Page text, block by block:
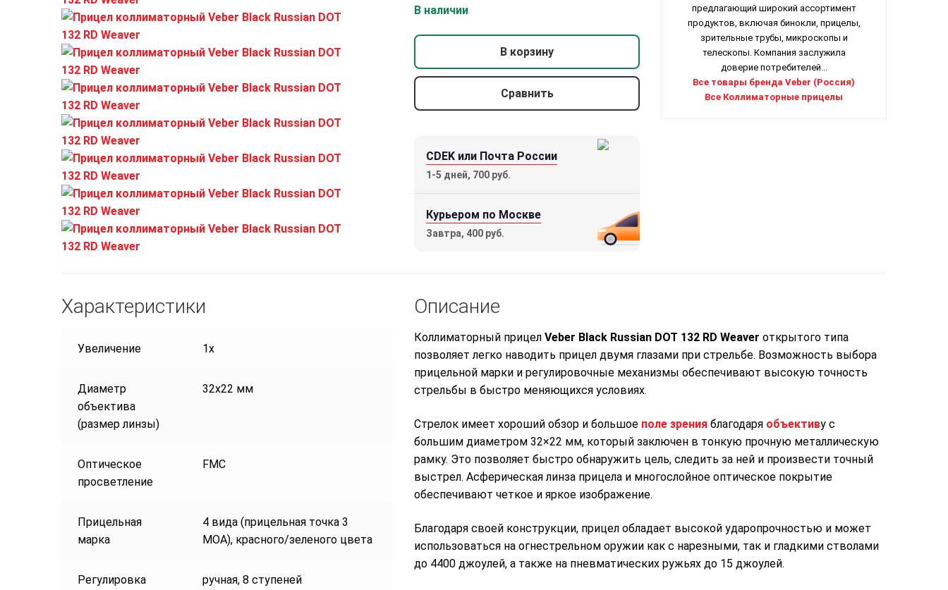
В наличии
В корзину
Сравнить
CDEK или Почта России
1-5 дней, 700 руб.
Курьером по Москве
Завтра, 400 руб.
предлагающий широкий ассортимент
продуктов, включая бинокли, прицелы,
зрительные трубы, микроскопы и
телескопы. Компания заслужила
доверие потребителей...
Все товары бренда Veber (Россия)
Все Коллиматорные прицелы
Прицел коллиматорный Veber Black
Характеристики
Увеличение 1х
Диаметр
объектива
(размер линзы)
32х22 мм
Оптическое
просветление
FMC
Прицельная
марка
4 вида (прицельная точка 3
МОА), красного/зеленого цвета
Регулировка
ручная, 8 ступеней
Описание
Коллиматорный прицел Veber Black Russian DOT 132 RD Weaver открытого типа
позволяет легко наводить прицел двумя глазами при стрельбе. Возможность выбора
прицельной марки и регулировочные механизмы обеспечивают высокую точность
стрельбы в быстро меняющихся условиях.
Стрелок имеет хороший обзор и большое поле зрения благодаря объективу с
большим диаметром 32×22 мм, который заключен в тонкую прочную металлическую
рамку. Это позволяет быстро обнаружить цель, следить за ней и произвести точный
выстрел. Асферическая линза прицела и многослойное оптическое покрытие
обеспечивают четкое и яркое изображение.
Благодаря своей конструкции, прицел обладает высокой ударопрочностью и может
использоваться на огнестрельном оружии как с нарезными, так и гладкими стволами
до 4400 джоулей, а также на пневматических ружьях до 15 джоулей.